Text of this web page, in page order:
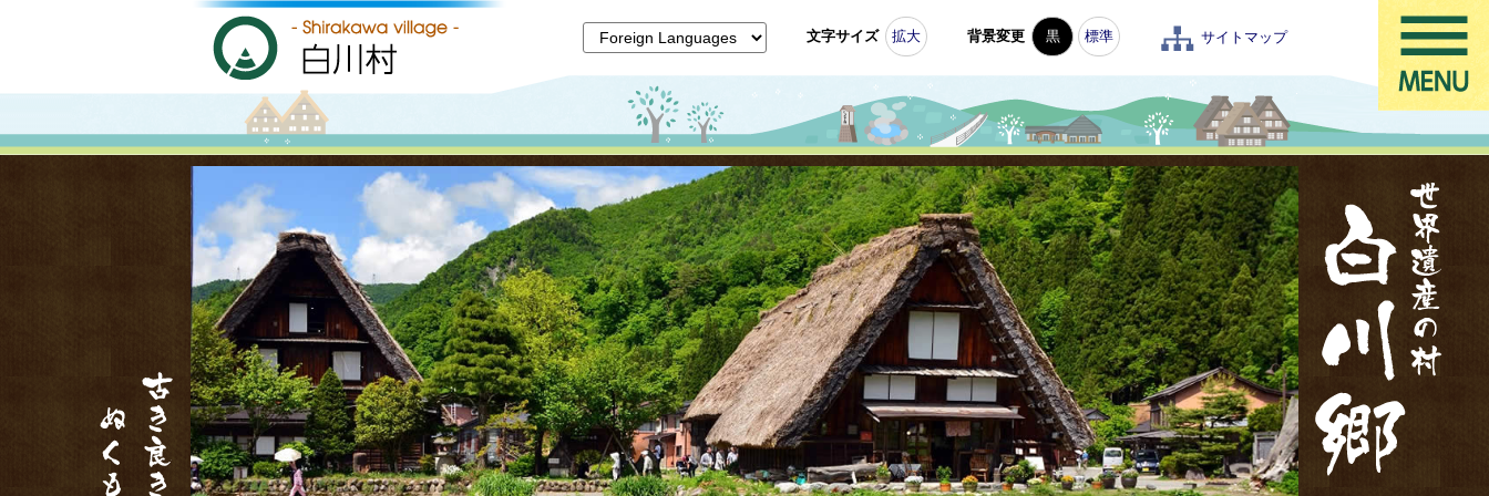
文字サイズ 拡大 背景変更 黒 標準 サイトマップ